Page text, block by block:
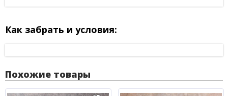
Как забрать и условия:
Похожие товары